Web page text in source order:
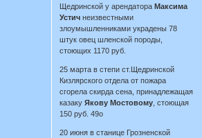
Щедринской у арендатораМаксима
Устичнеизвестными
злоумышленниками украдены 78
штук овец шленской породы,
стоющих 1170 руб.
25 марта в степи ст.Щедринской
Кизлярского отдела от пожара
сгорела скирда сена, принадлежащая
казакуЯкову Мостовому , стоющая
150 руб. 49о
20 июня в станице Грозненской